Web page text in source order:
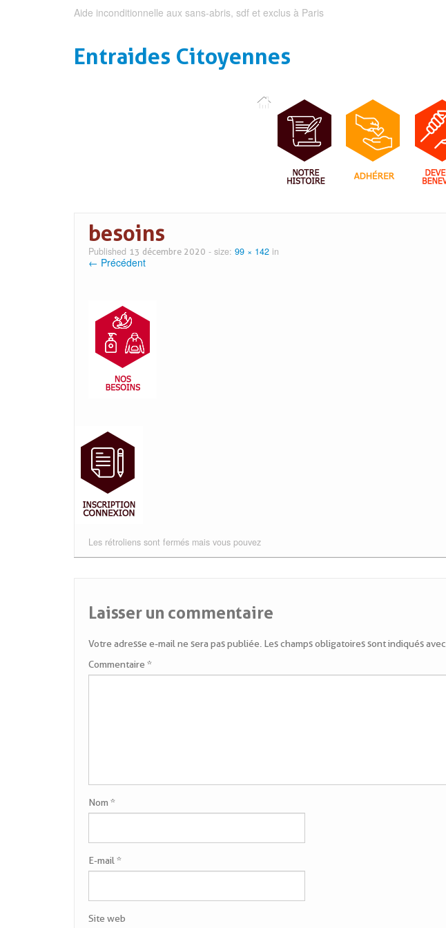
Aide inconditionnelle aux sans-abris, sdf et exclus à Paris
Entraides Citoyennes
besoins
Published 13 décembre 2020 - size: 99 × 142 in
← Précédent
Les rétroliens sont fermés mais vous pouvez
Laisser un commentaire
Votre adresse e-mail ne sera pas publiée. Les champs obligatoires sont indiqués avec
Commentaire*
Nom *
E-mail *
Site web